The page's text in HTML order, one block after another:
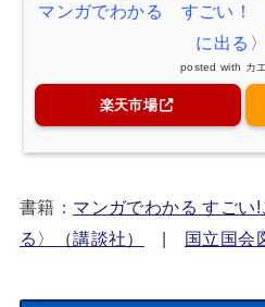
マンガでわかる すごい
に出る〉
posted with カ
楽天市場
書籍： マンガでわかる すごい
る〉（講談社）
| 国立国会